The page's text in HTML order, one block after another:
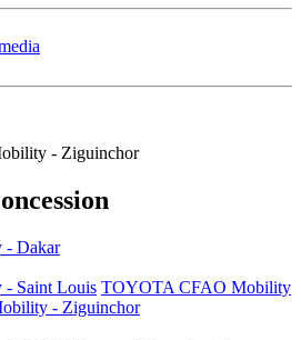
- Ziguinchor
Dakar
Saint Louis TOYOTA CFAO Mobility
- Ziguinchor